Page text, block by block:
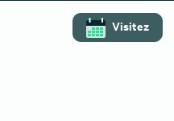
Visitez
A propos
Barèmes de nos